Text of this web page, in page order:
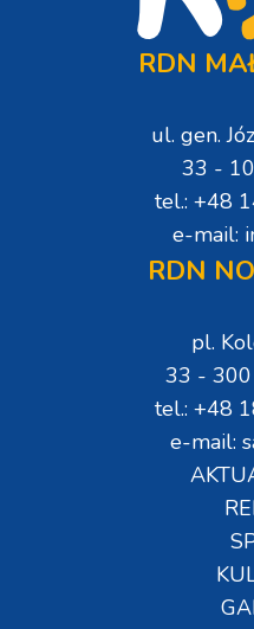
RDN
ul. gen.
33 -
tel.: +48
e-mail:
RDN
pl.
33 - 300
tel.: +48
e-mail: